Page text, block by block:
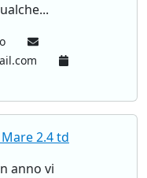
2.4 td
anno vi